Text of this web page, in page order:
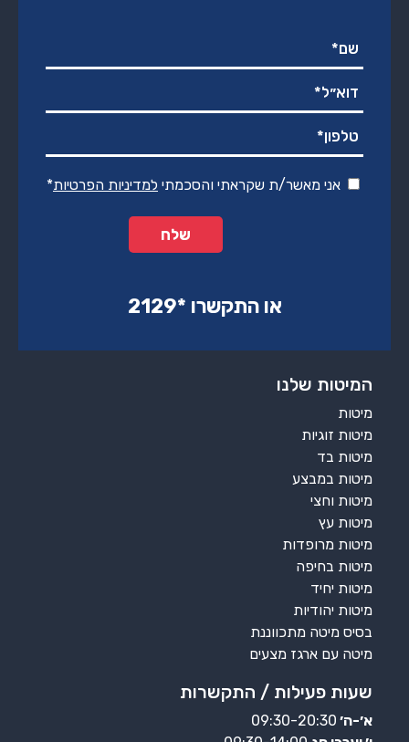
אני מאשר/ת שקראתי והסכמתי למדיניות הפרטיות*
או התקשרו ‏*2129‏
המיטות שלנו
מיטות
מיטות זוגיות
מיטות בד
מיטות במבצע
מיטות וחצי
מיטות עץ
מיטות מרופדות
מיטות בחיפה
מיטות יחיד
מיטות יהודיות
בסיס מיטה מתכווננת
מיטה עם ארגז מצעים
שעות פעילות / התקשרות
א׳-ה׳ 09:30-20:30